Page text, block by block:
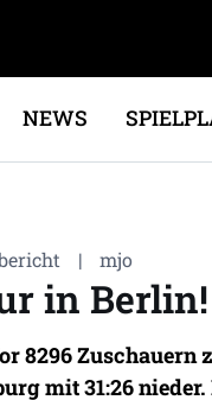
NEWS
| mjo
in
8296
mit 31:26